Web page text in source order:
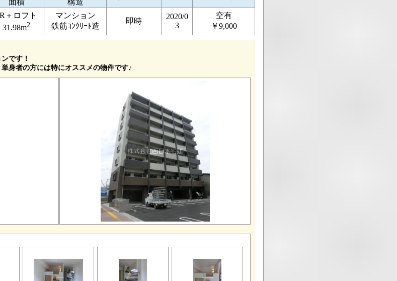
面積
構造
＋ロフト
31.98m2
マンション
鉄筋ｺﾝｸﾘｰﾄ造
即時
2020/0
3
空有
￥9,000
です！
身者の方には特にオススメの物件です♪